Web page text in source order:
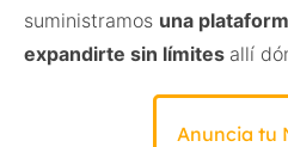
suministramos una
expandirte sin límites allí
Anuncia tu